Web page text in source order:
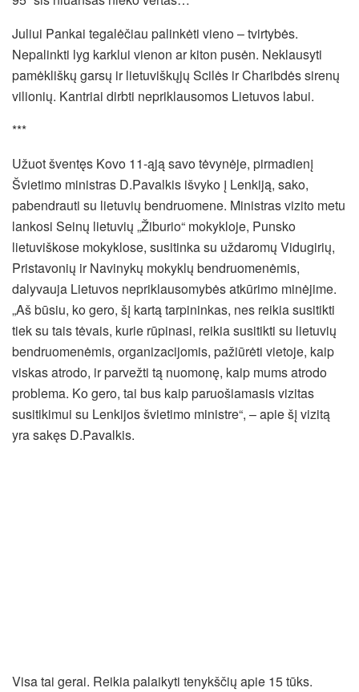
Juliui Pankai tegalėčiau palinkėti vieno – tvirtybės.
Nepalinkti lyg karklui vienon ar kiton pusėn. Neklausyti
pamėkliškų garsų ir lietuviškųjų Scilės ir Charibdės sirenų
vilionių. Kantriai dirbti nepriklausomos Lietuvos labui.
***
Užuot šventęs Kovo 11-ąją savo tėvynėje, pirmadienį
Švietimo ministras D.Pavalkis išvyko į Lenkiją, sako,
pabendrauti su lietuvių bendruomene. Ministras vizito metu
lankosi Seinų lietuvių „Žiburio“ mokykloje, Punsko
lietuviškose mokyklose, susitinka su uždaromų Vidugirių,
Pristavonių ir Navinykų mokyklų bendruomenėmis,
dalyvauja Lietuvos nepriklausomybės atkūrimo minėjime.
„Aš būsiu, ko gero, šį kartą tarpininkas, nes reikia susitikti
tiek su tais tėvais, kurie rūpinasi, reikia susitikti su lietuvių
bendruomenėmis, organizacijomis, pažiūrėti vietoje, kaip
viskas atrodo, ir parvežti tą nuomonę, kaip mums atrodo
problema. Ko gero, tai bus kaip paruošiamasis vizitas
susitikimui su Lenkijos švietimo ministre“, – apie šį vizitą
yra sakęs D.Pavalkis.
Visa tai gerai. Reikia palaikyti tenykščių apie 15 tūks.